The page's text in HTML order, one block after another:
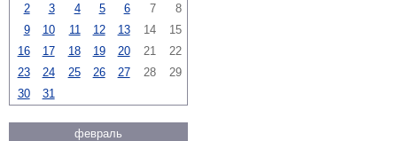
2
3 4 5 6 7
8
9
10 11 12 13 14
15
16
17 18 19 20 21
22
23
24 25 26 27 28
29
30
31
февраль